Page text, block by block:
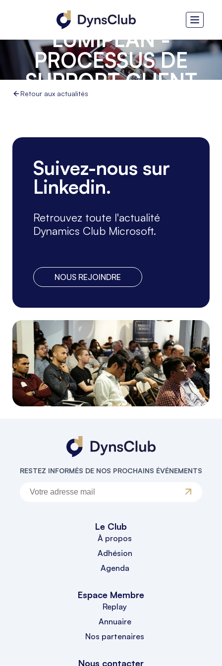
SYD - CAS CLIENT
LUMIPLAN -
PROCESSUS DE
SUPPORT CLIENT
Retour aux actualités
Suivez-nous sur
Linkedin.
Retrouvez toute l'actualité
Dynamics Club Microsoft.
NOUS REJOINDRE
RESTEZ INFORMÉS DE NOS PROCHAINS ÉVÉNEMENTS
Le Club
À propos
Adhésion
Agenda
Espace Membre
Replay
Annuaire
Nos partenaires
Nous contacter